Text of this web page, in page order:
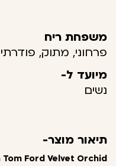
משפחת ריח
פרחוני, מתוק,
מיועד ל-
נשים
תיאור מוצר-
Tom Ford Velvet Orchid